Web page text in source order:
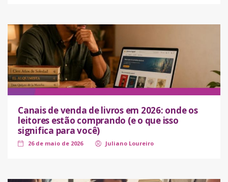
Canais de venda de livros em 2026: onde os
leitores estão comprando (e o que isso
significa para você)
26 de maio de 2026 Juliano Loureiro